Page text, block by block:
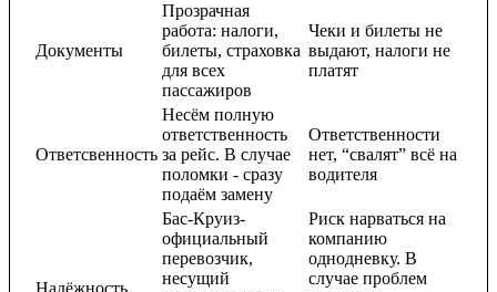
Документы
Прозрачная
работа: налоги,
билеты, страховка
для всех
пассажиров
Чеки и билеты не
выдают, налоги не
платят
Ответсвенность
Несём полную
ответственность
за рейс. В случае
поломки - сразу
подаём замену
Ответственности
нет, “свалят” всё на
водителя
Бас-Круиз-
официальный
перевозчик,
несущий
Риск нарваться на
компанию
однодневку. В
случае проблем